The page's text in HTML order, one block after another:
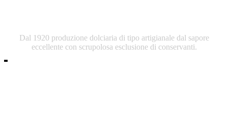
Dal 1920 produzione dolciaria di tipo artigianale dal sapore
eccellente con scrupolosa esclusione di conservanti.